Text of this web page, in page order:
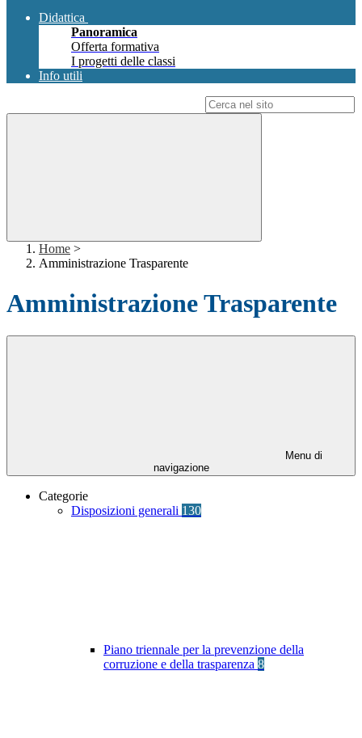
Didattica
Panoramica
Offerta formativa
I progetti delle classi
Info utili
Home >
Amministrazione Trasparente
Amministrazione Trasparente
Menu di
navigazione
Categorie
Disposizioni generali 130
Piano triennale per la prevenzione della
corruzione e della trasparenza 8